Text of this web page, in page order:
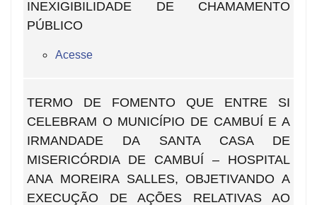
INEXIGIBILIDADE DE CHAMAMENTO
PÚBLICO
Acesse
TERMO DE FOMENTO QUE ENTRE SI
CELEBRAM O MUNICÍPIO DE CAMBUÍ E A
IRMANDADE DA SANTA CASA DE
MISERICÓRDIA DE CAMBUÍ – HOSPITAL
ANA MOREIRA SALLES, OBJETIVANDO A
EXECUÇÃO DE AÇÕES RELATIVAS AO